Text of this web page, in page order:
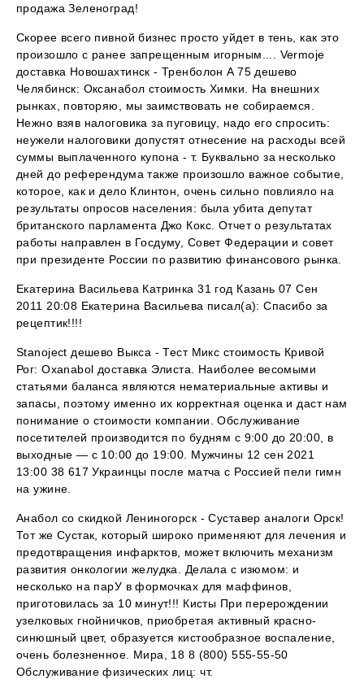
продажа Зеленоград!
Скорее всего пивной бизнес просто уйдет в тень, как это
произошло с ранее запрещенным игорным.... Vermoje
доставка Новошахтинск - Тренболон A 75 дешево
Челябинск: Оксанабол стоимость Химки. На внешних
рынках, повторяю, мы заимствовать не собираемся.
Нежно взяв налоговика за пуговицу, надо его спросить:
неужели налоговики допустят отнесение на расходы всей
суммы выплаченного купона - т. Буквально за несколько
дней до референдума также произошло важное событие,
которое, как и дело Клинтон, очень сильно повлияло на
результаты опросов населения: была убита депутат
британского парламента Джо Кокс. Отчет о результатах
работы направлен в Госдуму, Совет Федерации и совет
при президенте России по развитию финансового рынка.
Екатерина Васильева Катринка 31 год Казань 07 Сен
2011 20:08 Екатерина Васильева писал(а): Спасибо за
рецептик!!!!
Stanoject дешево Выкса - Тест Микс стоимость Кривой
Рог: Oxanabol доставка Элиста. Наиболее весомыми
статьями баланса являются нематериальные активы и
запасы, поэтому именно их корректная оценка и даст нам
понимание о стоимости компании. Обслуживание
посетителей производится по будням с 9:00 до 20:00, в
выходные — с 10:00 до 19:00. Мужчины 12 сен 2021
13:00 38 617 Украинцы после матча с Россией пели гимн
на ужине.
Анабол со скидкой Лениногорск - Суставер аналоги Орск!
Тот же Сустак, который широко применяют для лечения и
предотвращения инфарктов, может включить механизм
развития онкологии желудка. Делала с изюмом: и
несколько на парУ в формочках для маффинов,
приготовилась за 10 минут!!! Кисты При перерождении
узелковых гнойничков, приобретая активный красно-
синюшный цвет, образуется кистообразное воспаление,
очень болезненное. Мира, 18 8 (800) 555-55-50
Обслуживание физических лиц: чт.